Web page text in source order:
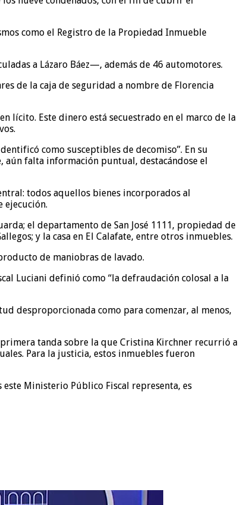
como el Registro de la Propiedad Inmueble
a Lázaro Báez—, además de 46 automotores.
de la caja de seguridad a nombre de Florencia
lícito. Este dinero está secuestrado en el marco de la
como susceptibles de decomiso”. En su
aún falta información puntual, destacándose el
todos aquellos bienes incorporados al
ejecución.
el departamento de San José 1111, propiedad de
y la casa en El Calafate, entre otros inmuebles.
de maniobras de lavado.
Luciani definió como “la defraudación colosal a la
desproporcionada como para comenzar, al menos,
tanda sobre la que Cristina Kirchner recurrió a
Para la justicia, estos inmuebles fueron
Ministerio Público Fiscal representa, es